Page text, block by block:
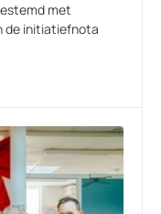
met
de initiatiefnota